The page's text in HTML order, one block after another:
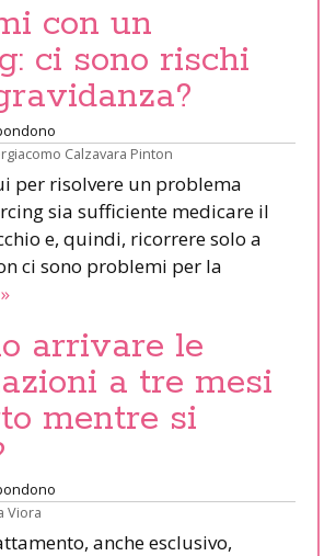
con un
ci sono rischi
Calzavara Pinton
per risolvere un problema
sia sufficiente medicare il
e, quindi, ricorrere solo a
ci sono problemi per la
»
arrivare le
a tre mesi
mentre si
Viora
anche esclusivo,